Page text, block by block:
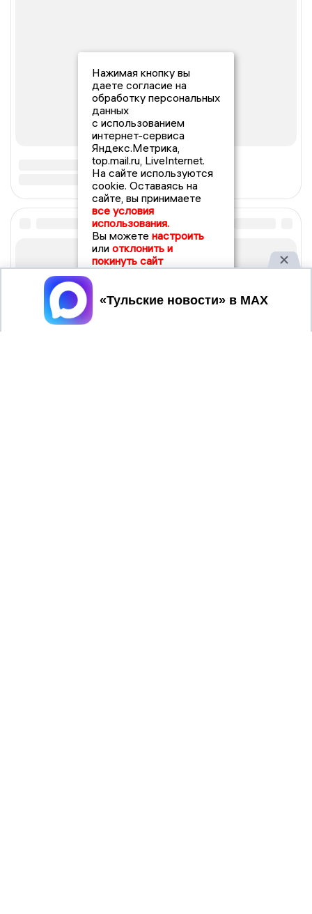
Нажимая кнопку вы
даете согласие на
обработку персональных
данных
с использованием
интернет-сервиса
Яндекс.Метрика,
top.mail.ru, LiveInternet.
На сайте используются
cookie. Оставаясь на
сайте, вы принимаете
все условия
использования.
Вы можете настроить
или отклонить и
покинуть сайт
Принять